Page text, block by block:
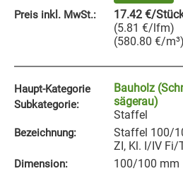
Preis inkl. MwSt.: 17.42 €/
(5.81 €/lfm)
(580.80 €/m³)
Haupt-Kategorie
Subkategorie:
Bauholz
sägerau)
Staffel
Bezeichnung:
Staffel 100/
ZI, Kl. I/IV Fi/
Dimension: 100/100 mm